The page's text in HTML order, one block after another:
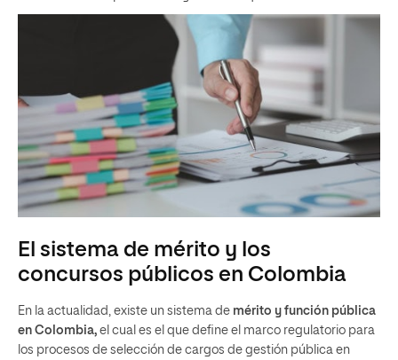
El sistema de mérito y los
concursos públicos en Colombia
En la actualidad, existe un sistema de mérito y función pública
en Colombia, el cual es el que define el marco regulatorio para
los procesos de selección de cargos de gestión pública en